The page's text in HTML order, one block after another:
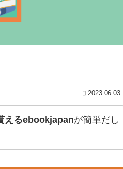
2023.06.03
えるebookjapanが簡単だし